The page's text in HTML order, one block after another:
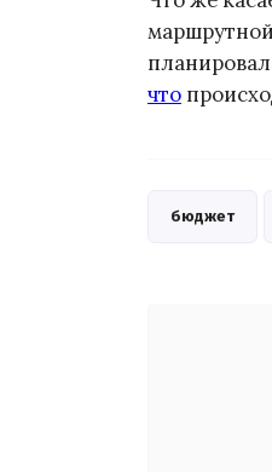
маршрутной
что
бюджет